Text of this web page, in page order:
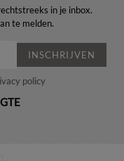
in je inbox.
te melden.
INSCHRIJVEN
policy